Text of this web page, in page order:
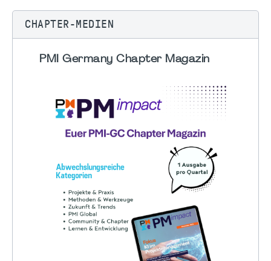
CHAPTER-MEDIEN
PMI Germany Chapter Magazin